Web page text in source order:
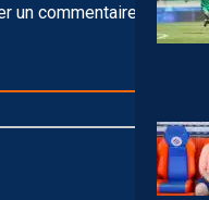
un commentaire